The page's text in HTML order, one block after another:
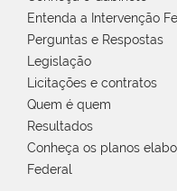
Entenda a Intervenção
Perguntas e Respostas
Legislação
Licitações e contratos
Quem é quem
Resultados
Conheça os planos
Federal